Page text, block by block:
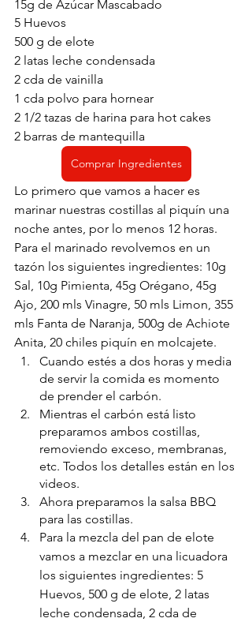
15g de Azúcar Mascabado
5 Huevos
500 g de elote
2 latas leche condensada
2 cda de vainilla
1 cda polvo para hornear
2 1/2 tazas de harina para hot cakes
2 barras de mantequilla
Comprar Ingredientes
Lo primero que vamos a hacer es
marinar nuestras costillas al piquín una
noche antes, por lo menos 12 horas.
Para el marinado revolvemos en un
tazón los siguientes ingredientes: 10g
Sal, 10g Pimienta, 45g Orégano, 45g
Ajo, 200 mls Vinagre, 50 mls Limon, 355
mls Fanta de Naranja, 500g de Achiote
Anita, 20 chiles piquín en molcajete.
Cuando estés a dos horas y media
de servir la comida es momento
de prender el carbón.
Mientras el carbón está listo
preparamos ambos costillas,
removiendo exceso, membranas,
etc. Todos los detalles están en los
videos.
Ahora preparamos la salsa BBQ
para las costillas.
Para la mezcla del pan de elote
vamos a mezclar en una licuadora
los siguientes ingredientes: 5
Huevos, 500 g de elote, 2 latas
leche condensada, 2 cda de